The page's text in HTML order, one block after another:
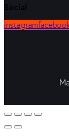
Social
instagram